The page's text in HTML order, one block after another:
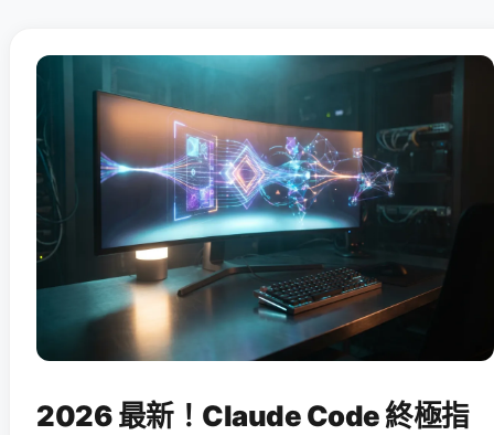
2026 最新！Claude Code 終極指